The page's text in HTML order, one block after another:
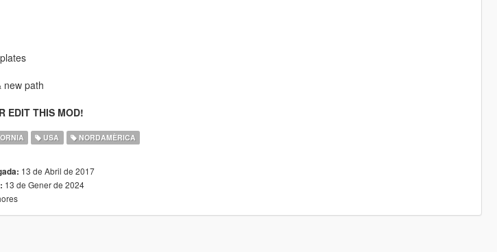
new path
EDIT THIS MOD!
USA NORDAMÈRICA
13 de Abril de 2017
13 de Gener de 2024